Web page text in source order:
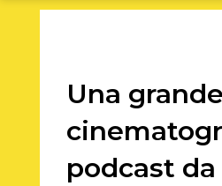
Una
podcast